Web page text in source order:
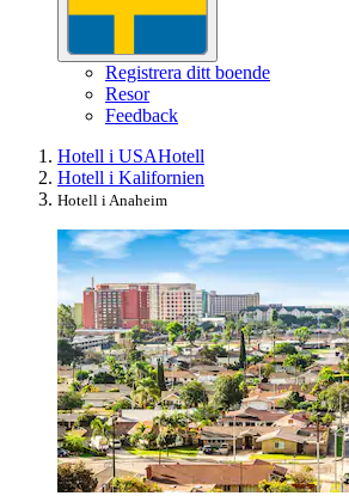
Registrera ditt boende
Resor
Feedback
Hotell i USAHotell
Hotell i Kalifornien
Hotell i Anaheim